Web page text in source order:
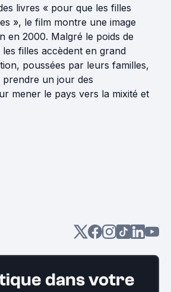
livres « pour que les filles
», le film montre une image
en 2000. Malgré le poids de
filles accèdent en grand
poussées par leurs familles,
un jour des
mener le pays vers la mixité et
dans votre